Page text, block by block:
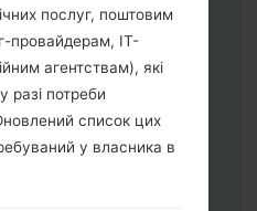
ПК:Odin 3.
розпакуйте файл
послуг, поштовим
провайдерам, ІТ-
агентствам), які
разі потреби
список цих
у власника в